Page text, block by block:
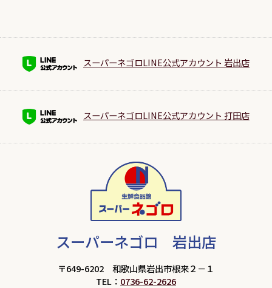
スーパーネゴロLINE公式アカウント 岩出店
スーパーネゴロLINE公式アカウント 打田店
スーパーネゴロ 岩出店
〒649-6202 和歌山県岩出市根来２－１
TEL： 0736-62-2626